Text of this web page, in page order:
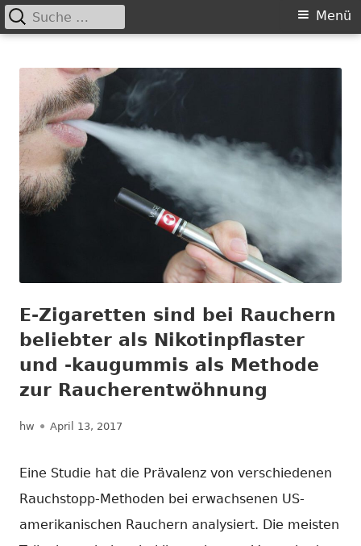
Inhalt
Primäres
Menü
Suche
nach:
E-Zigaretten sind bei Rauchern
beliebter als Nikotinpflaster
und -kaugummis als Methode
zur Raucherentwöhnung
Autor
hw Veröffentlicht
April 13, 2017
Eine Studie hat die Prävalenz von verschiedenen
Rauchstopp-Methoden bei erwachsenen US-
amerikanischen Rauchern analysiert. Die meisten